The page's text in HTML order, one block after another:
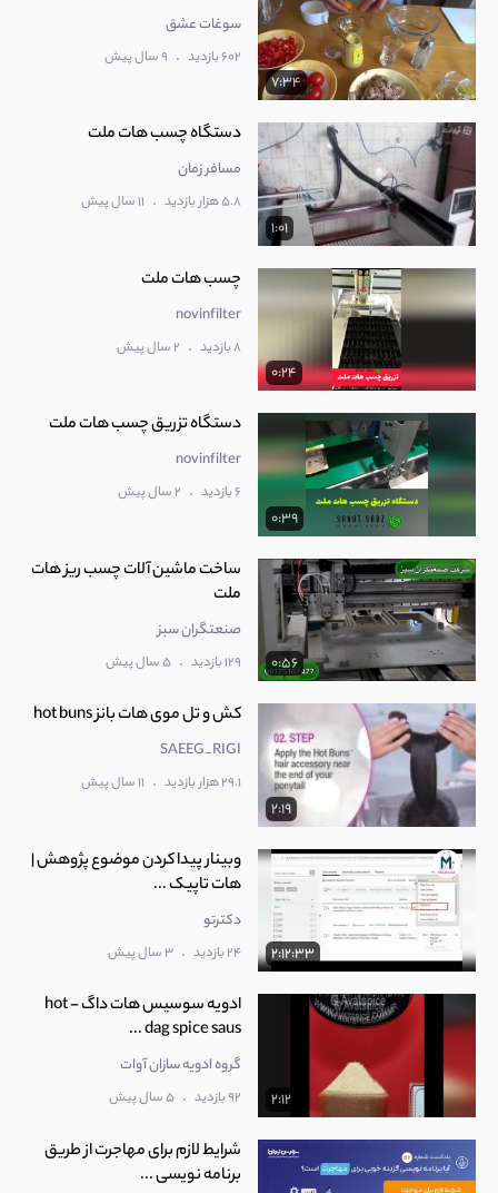
7:34
سوغات عشق
602 بازدید . 9 سال پیش
1:01
دستگاه چسب هات ملت
مسافر زمان
5.8 هزار بازدید . 11 سال پیش
0:24
چسب هات ملت
novinfilter
8 بازدید . 2 سال پیش
0:39
دستگاه تزریق چسب هات ملت
novinfilter
6 بازدید . 2 سال پیش
0:56
ساخت ماشین آلات چسب ریز هات
ملت
صنعتگران سبز
129 بازدید . 5 سال پیش
2:19
کش و تل موی هات بانز hot buns
SAEEG_RIGI
29.1 هزار بازدید . 11 سال پیش
2:12:33
وبینار پیدا کردن موضوع پژوهش |
هات تاپیک ...
دکترتو
24 بازدید . 3 سال پیش
2:12
ادویه سوسیس هات داگ - hot
dag spice saus ...
گروه ادویه سازان آوات
92 بازدید . 5 سال پیش
شرایط لازم برای مهاجرت از طریق
برنامه نویسی ...